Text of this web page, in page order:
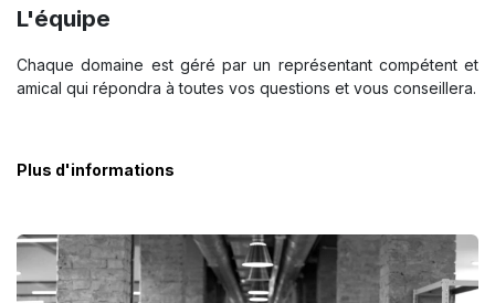
L'équipe
Chaque domaine est géré par un représentant compétent et
amical qui répondra à toutes vos questions et vous conseillera.
Plus d'informations